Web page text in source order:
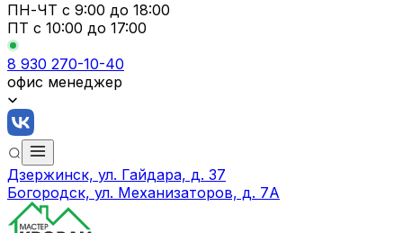
ПН-ЧТ с 9:00 до 18:00
ПТ с 10:00 до 17:00
8 930 270-10-40
офис менеджер
Дзержинск, ул. Гайдара, д. 37
Богородск, ул. Механизаторов, д. 7А